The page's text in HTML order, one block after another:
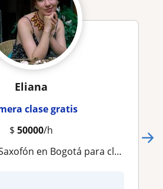
Eliana
clase gratis
$ 50000/h
en Bogotá para clases presenciales